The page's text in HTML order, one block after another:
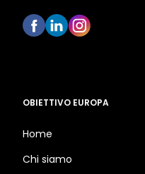
OBIETTIVO EUROPA
Home
Chi siamo